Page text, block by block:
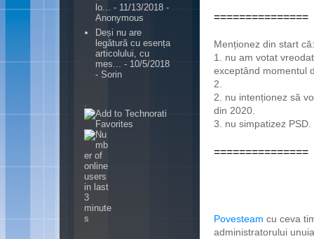
===============
Menționez din start că:
1. nu am votat
exceptând momentul
2.
2. nu intenționez să
din 2020.
3. nu simpatizez PSD.
===============
Povesteam cu ceva
administratorului
lo...
- 11/13/2018 -
Anonymous
Deși nu are
legătură cu esența
articolului, cu
mes... - 10/5/2018
- Sorin